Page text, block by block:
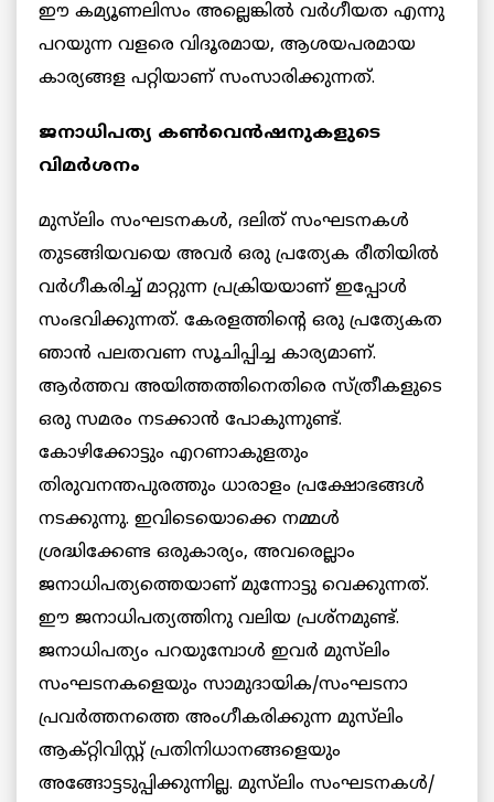
ഈ കമ്യൂണലിസം അല്ലെങ്കിൽ വർഗീയത എന്നു
പറയുന്ന വളരെ വിദൂരമായ, ആശയപരമായ
കാര്യങ്ങള പറ്റിയാണ് സംസാരിക്കുന്നത്.
ജനാധിപത്യ കൺവെൻഷനുകളുടെ
വിമർശനം
മുസ്‌ലിം സംഘടനകൾ, ദലിത് സംഘടനകൾ
തുടങ്ങിയവയെ അവർ ഒരു പ്രത്യേക രീതിയിൽ
വർഗീകരിച്ച് മാറ്റുന്ന പ്രക്രിയയാണ് ഇപ്പോൾ
സംഭവിക്കുന്നത്. കേരളത്തിന്റെ ഒരു പ്രത്യേകത
ഞാൻ പലതവണ സൂചിപ്പിച്ച കാര്യമാണ്.
ആർത്തവ അയിത്തത്തിനെതിരെ സ്ത്രീകളുടെ
ഒരു സമരം നടക്കാൻ പോകുന്നുണ്ട്.
കോഴിക്കോട്ടും എറണാകുളതും
തിരുവനന്തപുരത്തും ധാരാളം പ്രക്ഷോഭങ്ങൾ
നടക്കുന്നു. ഇവിടെയൊക്കെ നമ്മൾ
ശ്രദ്ധിക്കേണ്ട ഒരുകാര്യം, അവരെല്ലാം
ജനാധിപത്യത്തെയാണ് മുന്നോട്ടു വെക്കുന്നത്.
ഈ ജനാധിപത്യത്തിനു വലിയ പ്രശ്‌നമുണ്ട്.
ജനാധിപത്യം പറയുമ്പോൾ ഇവർ മുസ്‌ലിം
സംഘടനകളെയും സാമുദായിക/സംഘടനാ
പ്രവർത്തനത്തെ അംഗീകരിക്കുന്ന മുസ്‌ലിം
ആക്റ്റിവിസ്റ്റ് പ്രതിനിധാനങ്ങളെയും
അങ്ങോട്ടടുപ്പിക്കുന്നില്ല. മുസ്‌ലിം സംഘടനകൾ/